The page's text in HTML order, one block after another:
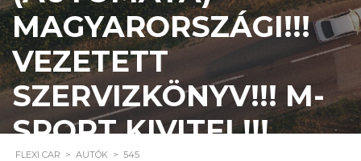
MAGYARORSZÁGI!!!
VEZETETT
SZERVIZKÖNYV!!! M-
SPORT KIVITEL!!!
FLEXI CAR > AUTÓK > 545